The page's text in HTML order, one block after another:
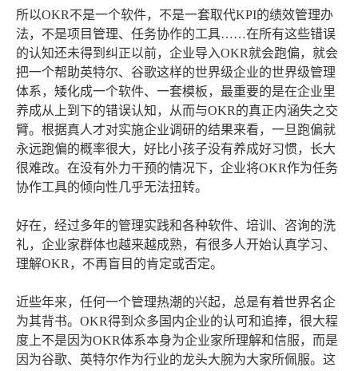
所以OKR不是一个软件，不是一套取代KPI的绩效管理办
法，不是项目管理、任务协作的工具……在所有这些错误
的认知还未得到纠正以前，企业导入OKR就会跑偏，就会
把一个帮助英特尔、谷歌这样的世界级企业的世界级管理
体系，矮化成一个软件、一套模板，最重要的是在企业里
养成从上到下的错误认知，从而与OKR的真正内涵失之交
臂。根据真人才对实施企业调研的结果来看，一旦跑偏就
永远跑偏的概率很大，好比小孩子没有养成好习惯，长大
很难改。在没有外力干预的情况下，企业将OKR作为任务
协作工具的倾向性几乎无法扭转。
好在，经过多年的管理实践和各种软件、培训、咨询的洗
礼，企业家群体也越来越成熟，有很多人开始认真学习、
理解OKR，不再盲目的肯定或否定。
近些年来，任何一个管理热潮的兴起，总是有着世界名企
为其背书。OKR得到众多国内企业的认可和追捧，很大程
度上不是因为OKR体系本身为企业家所理解和信服，而是
因为谷歌、英特尔作为行业的龙头大腕为大家所佩服。这